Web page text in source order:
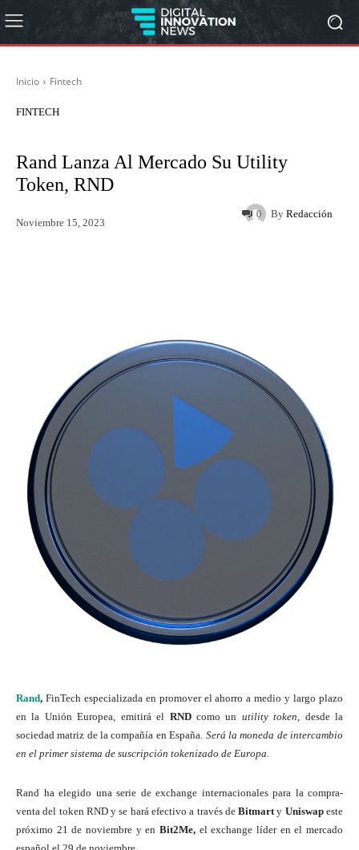
Inicio Fintech
FINTECH
Rand Lanza Al Mercado Su Utility
Token, RND
By Redacción
Noviembre 15, 2023
0
Rand, FinTech especializada en promover el ahorro a medio y largo plazo
en la Unión Europea, emitirá el RNDcomo un utility token, desde la
sociedad matriz de la compañía en España. Será la moneda de intercambio
en el primer sistema de suscripción tokenizado de Europa.
Rand ha elegido una serie de exchange internacionales para la compra-
venta del token RND y se hará efectivo a través deBitmarty Uniswapeste
próximo 21 de noviembre y en Bit2Me, el exchange líder en el mercado